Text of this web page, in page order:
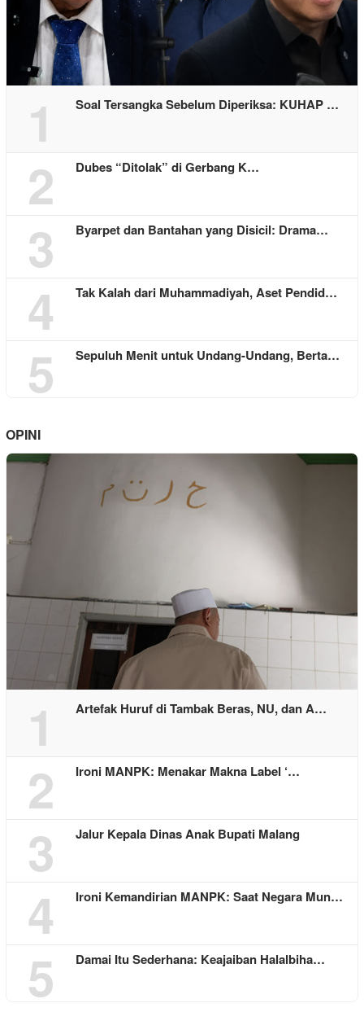
1 Soal Tersangka Sebelum Diperiksa: KUHAP …
2 Dubes “Ditolak” di Gerbang K…
3 Byarpet dan Bantahan yang Disicil: Drama…
4 Tak Kalah dari Muhammadiyah, Aset Pendid…
5 Sepuluh Menit untuk Undang-Undang, Berta…
OPINI
1 Artefak Huruf di Tambak Beras, NU, dan A…
2 Ironi MANPK: Menakar Makna Label ‘…
3 Jalur Kepala Dinas Anak Bupati Malang
4 Ironi Kemandirian MANPK: Saat Negara Mun…
5 Damai Itu Sederhana: Keajaiban Halalbiha…